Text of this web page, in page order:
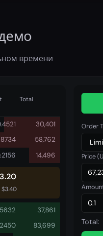
времени
Total
30,401
58,762
14,496
$3.40
37,861
83,699
Order
Price
Total: